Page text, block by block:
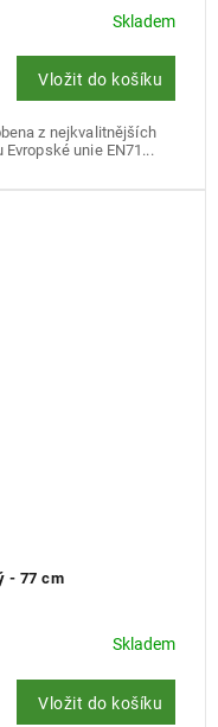
Skladem
Vložit do košíku
z nejkvalitnějších
unie EN71...
- 77 cm
Skladem
Vložit do košíku